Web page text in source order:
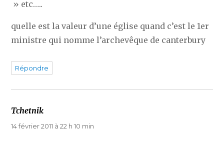
» etc…..
quelle est la valeur d’une église quand c’est le 1er
ministre qui nomme l’archevêque de canterbury
Répondre
Tchetnik
14 février 2011 à 22 h 10 min